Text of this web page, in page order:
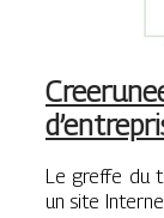
Le greffe du
un site